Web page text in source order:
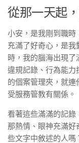
從那一天起
小安，是我剛到職時
充滿了好奇心，是
時，我的腦海出現
違規記錄、行為能力
的個案管理夾，就
受服務管教有關係。
看著這些滿滿的記錄
那熱情、眼神充滿好
些文字中敘述的人嗎